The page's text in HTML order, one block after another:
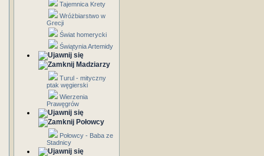
Tajemnica Krety
Wróżbiarstwo w
Grecji
Świat homerycki
Świątynia Artemidy
Madziarzy
Turul - mityczny
ptak węgierski
Wierzenia
Prawęgrów
Połowcy
Połowcy - Baba ze
Stadnicy